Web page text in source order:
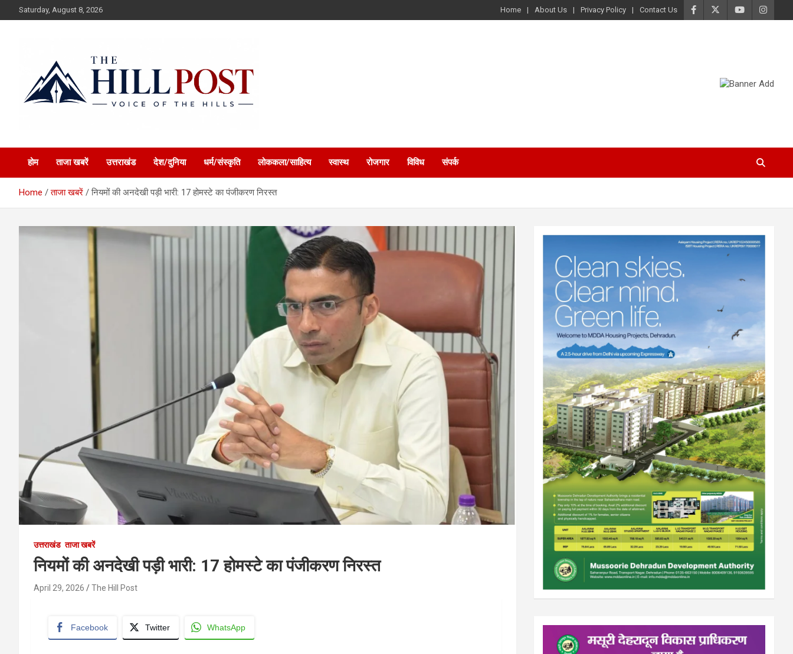
to
Saturday, August 8, 2026 Home About Us Privacy Policy Contact Us
The Hillpost
होम ताजा खबरें उत्तराखंड देश/दुनिया धर्म/संस्कृति लोककला/साहित्य स्वास्थ रोजगार विविध संपर्क
Home ताजा खबरें नियमों की अनदेखी पड़ी भारी: 17 होमस्टे का पंजीकरण निरस्त
उत्तराखंड ताजा खबरें
नियमों की अनदेखी पड़ी भारी: 17 होमस्टे का पंजीकरण निरस्त
April 29, 2026 The Hill Post
Facebook Twitter WhatsApp